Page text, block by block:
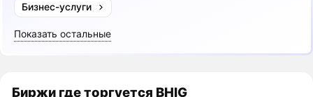
Бизнес-услуги
Показать остальные
Биржи где торгуется BHIG